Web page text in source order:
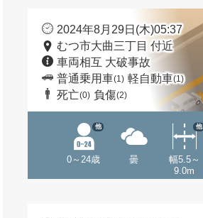
2024年8月29日(木)05:37
むつ市大曲三丁目 付近
車両相互 大破事故
普通乗用車(1) 軽自動車(1)
死亡(0) 負傷(2)
0～24歳
他
曇
幅5.5～
9.0m
他